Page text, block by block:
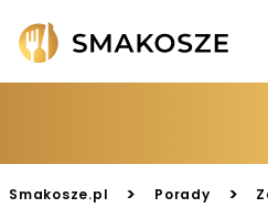
Smakosze.pl > Porady >